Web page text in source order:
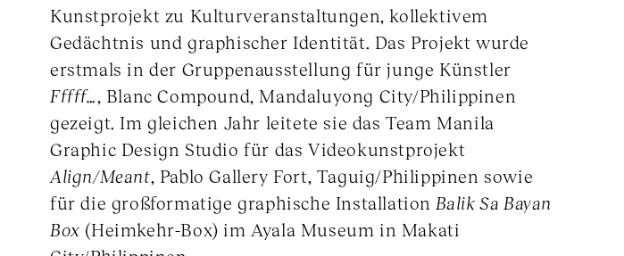
Kunstprojekt zu Kulturveranstaltungen, kollektivem
Gedächtnis und graphischer Identität. Das Projekt wurde
erstmals in der Gruppenausstellung für junge Künstler
Fffff…, Blanc Compound, Mandaluyong City/Philippinen
gezeigt. Im gleichen Jahr leitete sie das Team Manila
Graphic Design Studio für das Videokunstprojekt
Align/Meant, Pablo Gallery Fort, Taguig/Philippinen sowie
für die großformatige graphische Installation Balik Sa Bayan
Box (Heimkehr-Box) im Ayala Museum in Makati